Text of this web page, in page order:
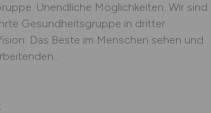
Unendliche Möglichkeiten. Wir sind
Gesundheitsgruppe in dritter
Das Beste im Menschen sehen und